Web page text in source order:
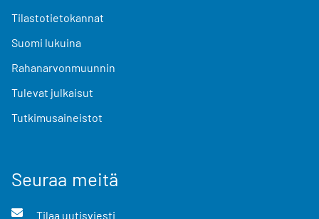
Tilastotietokannat
Suomi lukuina
Rahanarvonmuunnin
Tulevat julkaisut
Tutkimusaineistot
Seuraa meitä
Tilaa uutisviesti